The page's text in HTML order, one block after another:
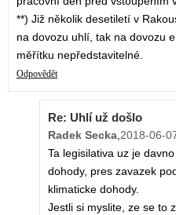
**) Již několik desetiletí v
na dovozu uhlí, tak na dovozu
měřítku nepředstavitelné.
Odpovědět
Re: Uhlí už došlo
Radek Secka,2018-06-
Ta legisilativa uz je
dohody, pres zavazek
klimaticke dohody.
Jestli si myslite, ze se to